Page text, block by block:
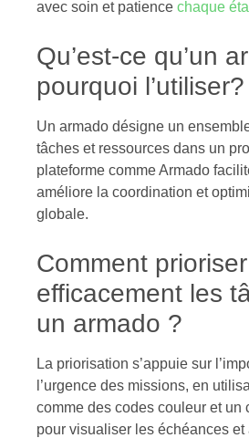
avec soin et patience chaque
Qu’est-ce qu’un
pourquoi l’utiliser?
Un armado désigne un
tâches et ressources dans un
plateforme comme Armado
améliore la coordination et
globale.
Comment prioriser
efficacement les
un armado ?
La priorisation s’appuie sur
l’urgence des missions, en
comme des codes couleur et un
pour visualiser les échéances et